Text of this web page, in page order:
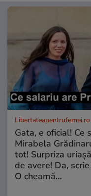
Libertateapentrufemei.ro
Gata, e oficial! Ce
Mirabela
tot! Surpriza
de avere! Da,
O cheamă…